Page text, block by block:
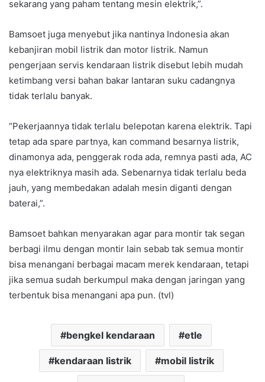
sekarang yang paham tentang mesin elektrik,”.
Bamsoet juga menyebut jika nantinya Indonesia akan
kebanjiran mobil listrik dan motor listrik. Namun
pengerjaan servis kendaraan listrik disebut lebih mudah
ketimbang versi bahan bakar lantaran suku cadangnya
tidak terlalu banyak.
“Pekerjaannya tidak terlalu belepotan karena elektrik. Tapi
tetap ada spare partnya, kan command besarnya listrik,
dinamonya ada, penggerak roda ada, remnya pasti ada, AC
nya elektriknya masih ada. Sebenarnya tidak terlalu beda
jauh, yang membedakan adalah mesin diganti dengan
baterai,”.
Bamsoet bahkan menyarakan agar para montir tak segan
berbagi ilmu dengan montir lain sebab tak semua montir
bisa menangani berbagai macam merek kendaraan, tetapi
jika semua sudah berkumpul maka dengan jaringan yang
terbentuk bisa menangani apa pun. (tvl)
bengkel kendaraan etle
kendaraan listrik mobil listrik